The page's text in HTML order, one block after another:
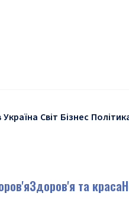
Україна Світ Бізнес
Здоров'я та краса